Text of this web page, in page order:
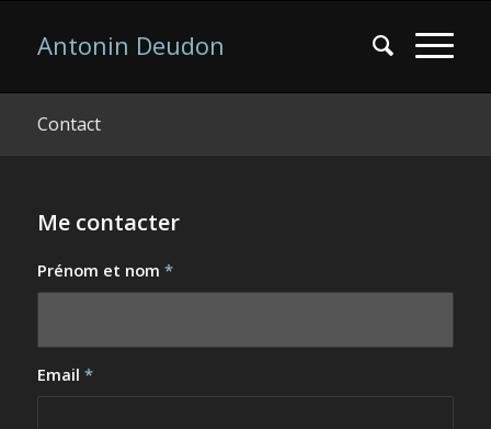
Antonin Deudon
Contact
Me contacter
Prénom et nom *
Email *